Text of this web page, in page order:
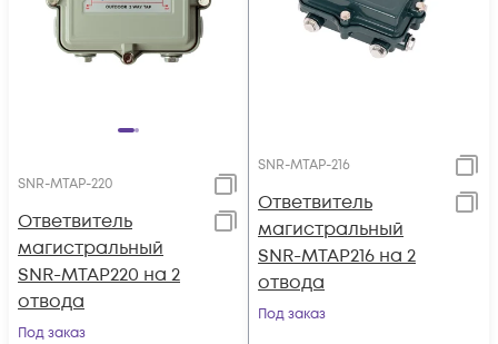
SNR-MTAP-220
Ответвитель
магистральный
SNR-MTAP220 на 2
отвода
Под заказ
SNR-MTAP-216
Ответвитель
магистральный
SNR-MTAP216 на 2
отвода
Под заказ